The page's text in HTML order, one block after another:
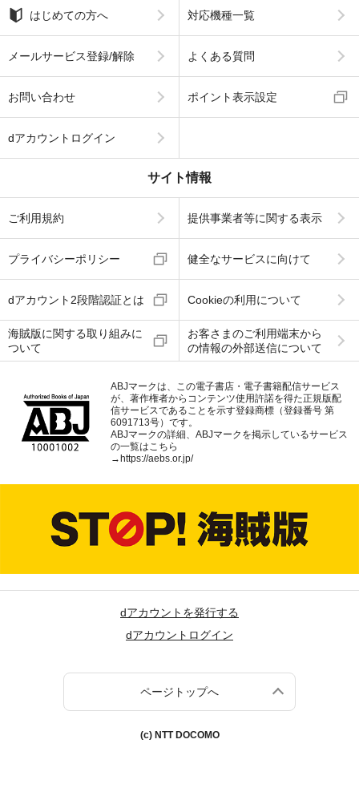
はじめての方へ 対応機種一覧
メールサービス登録/解除 よくある質問
お問い合わせ ポイント表示設定
dアカウントログイン
サイト情報
ご利用規約 提供事業者等に関する表示
プライバシーポリシー 健全なサービスに向けて
dアカウント2段階認証とは Cookieの利用について
海賊版に関する取り組みに
ついて
お客さまのご利用端末から
の情報の外部送信について
ABJマークは、この電子書店・電子書籍配信サービス
が、著作権者からコンテンツ使用許諾を得た正規版配
信サービスであることを示す登録商標（登録番号 第
6091713号）です。
ABJマークの詳細、ABJマークを掲示しているサービス
の一覧はこちら
→https://aebs.or.jp/
dアカウントを発行する
dアカウントログイン
ページトップへ
(c) NTT DOCOMO